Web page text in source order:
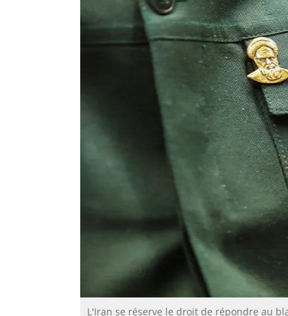
L'Iran se réserve le droit de répondre au